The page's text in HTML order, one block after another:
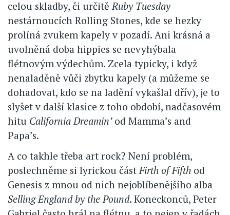
celou skladby, či určitěRuby Tuesday
nestárnoucích Rolling Stones, kde se hezky
prolíná zvukem kapely v pozadí. Ani krásná a
uvolněná doba hippies se nevyhýbala
flétnovým výdechům. Zcela typicky, i když
nenaladěně vůči zbytku kapely (a můžeme se
dohadovat, kdo se na ladění vykašlal dřív), je to
slyšet v další klasice z toho období, nadčasovém
hitu California Dreamin’od Mamma’s and
Papa’s.
A co takhle třeba art rock? Není problém,
poslechněme si lyrickou částFirth of Fifth od
Genesis z mnou od nich nejoblíbenějšího alba
Selling England by the Pound. Koneckonců, Peter